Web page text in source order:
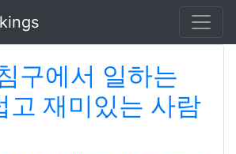
구에서 일하는
고 재미있는 사람